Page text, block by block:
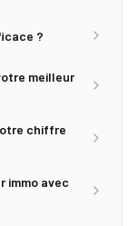
?
meilleur
chiffre
immo avec